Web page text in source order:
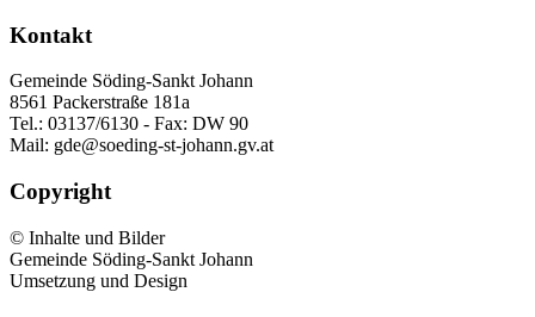
Kontakt
Gemeinde Söding-Sankt Johann
8561 Packerstraße 181a
Tel.: 03137/6130 - Fax: DW 90
Mail: gde@soeding-st-johann.gv.at
Copyright
© Inhalte und Bilder
Gemeinde Söding-Sankt Johann
Umsetzung und Design